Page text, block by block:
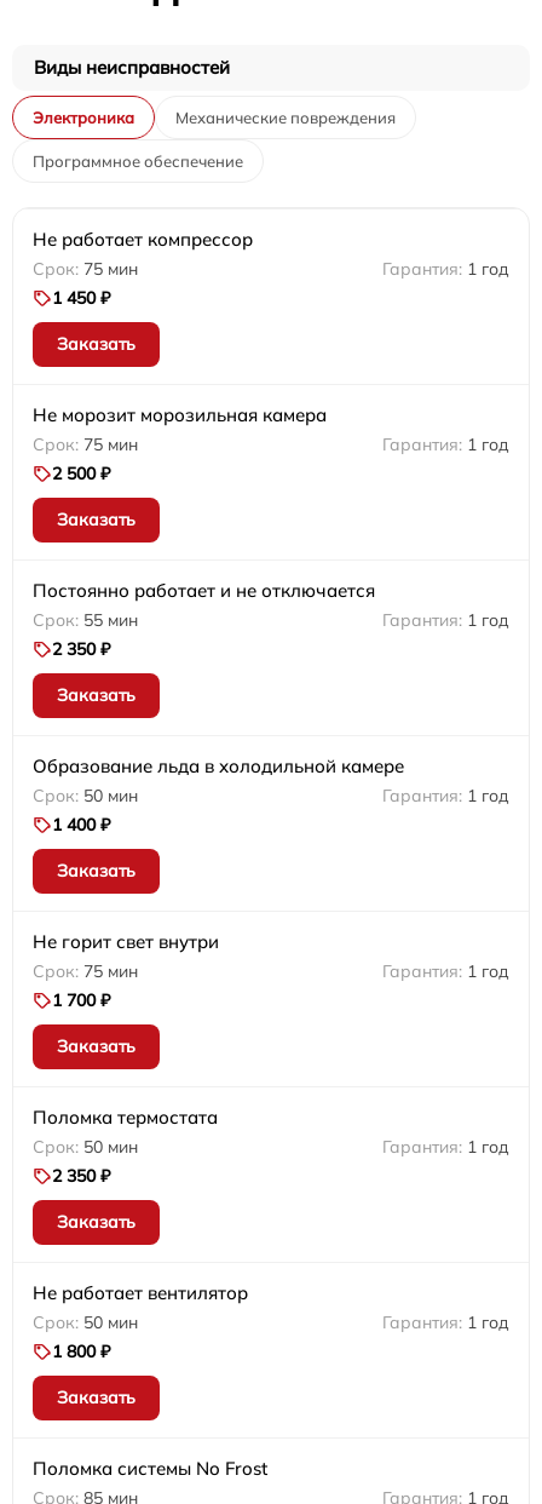
Виды неисправностей
Электроника Механические повреждения
Программное обеспечение
Не работает компрессор
75 мин
1 год
1 450 ₽
Заказать
Не морозит морозильная камера
75 мин
1 год
2 500 ₽
Заказать
Постоянно работает и не отключается
55 мин
1 год
2 350 ₽
Заказать
Образование льда в холодильной камере
50 мин
1 год
1 400 ₽
Заказать
Не горит свет внутри
75 мин
1 год
1 700 ₽
Заказать
Поломка термостата
50 мин
1 год
2 350 ₽
Заказать
Не работает вентилятор
50 мин
1 год
1 800 ₽
Заказать
Поломка системы No Frost
85 мин
1 год